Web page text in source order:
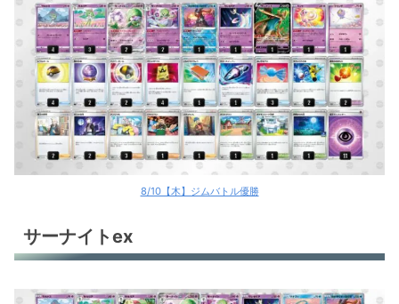
8/10【木】ジムバトル優勝
サーナイトex